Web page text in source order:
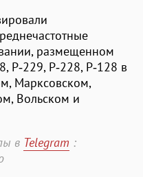
размещенном
Р‑229, Р‑228, Р‑128 в
Марксовском,
Вольском и
в Telegram :